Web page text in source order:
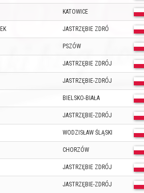
KATOWICE
JASTRZĘBIE ZDRÓ
PSZÓW
JASTRZĘBIE ZDRÓJ
JASTRZĘBIE-ZDRÓJ
BIELSKO-BIAŁA
JASTRZĘBIE-ZDRÓJ
WODZISŁAW ŚLĄSKI
CHORZÓW
JASTRZĘBIE ZDRÓJ
JASTRZĘBIE-ZDRÓJ